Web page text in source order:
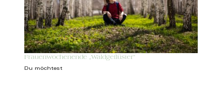
Frauenwochenende „Waldgeflüster“
Du möchtest